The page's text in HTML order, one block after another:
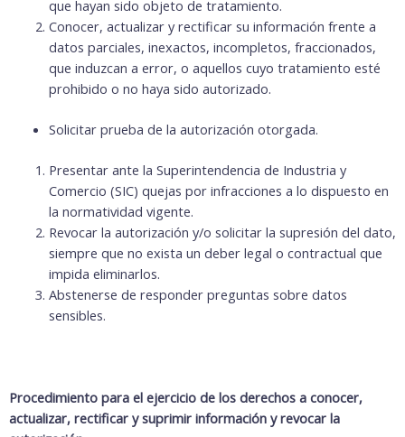
que hayan sido objeto de tratamiento.
Conocer, actualizar y rectificar su información frente a
datos parciales, inexactos, incompletos, fraccionados,
que induzcan a error, o aquellos cuyo tratamiento esté
prohibido o no haya sido autorizado.
Solicitar prueba de la autorización otorgada.
Presentar ante la Superintendencia de Industria y
Comercio (SIC) quejas por infracciones a lo dispuesto en
la normatividad vigente.
Revocar la autorización y/o solicitar la supresión del dato,
siempre que no exista un deber legal o contractual que
impida eliminarlos.
Abstenerse de responder preguntas sobre datos
sensibles.
Procedimiento para el ejercicio de los derechos a conocer,
actualizar, rectificar y suprimir información y revocar la